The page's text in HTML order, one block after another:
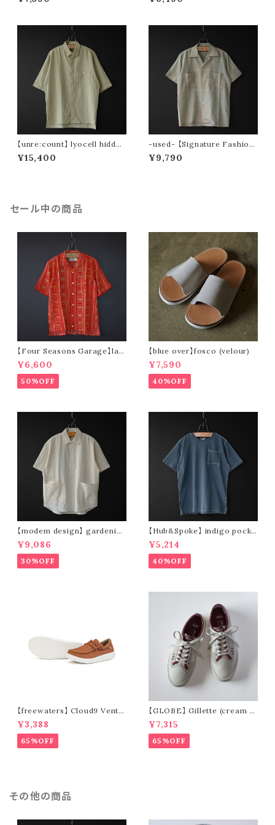
【unre:count】 lyocell hidden
placket shirt (beige)
¥15,400
-used- 【Signature Fashion
s】 50〜60s s/s open collar
shirt
¥9,790
セール中の商品
【Four Seasons Garage】lad
der stripe open collar s/s s
hirt (orange)
¥6,600
50%OFF
【blue over】fosco (velour)
¥7,590
40%OFF
【modem design】 gardenin
g s/s shirt (sand)
¥9,086
30%OFF
【Hub&Spoke】 indigo pocke
t t-shirt (light indigo)
¥5,214
40%OFF
【freewaters】 Cloud9 Ventu
re - Lace Up (brown)
¥3,388
65%OFF
【GLOBE】 Gillette (cream /
pomegranate)
¥7,315
65%OFF
その他の商品